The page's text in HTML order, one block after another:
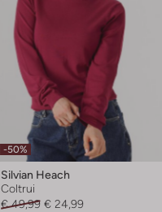
-50%
Silvian Heach
Coltrui
€ 49,99 € 24,99